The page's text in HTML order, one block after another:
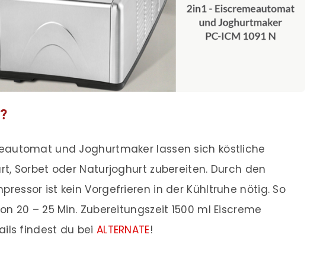
und Joghurtmaker lassen sich köstliche
Sorbet oder Naturjoghurt zubereiten. Durch den
ist kein Vorgefrieren in der Kühltruhe nötig. So
20 – 25 Min. Zubereitungszeit 1500 ml Eiscreme
findest du bei ALTERNATE!